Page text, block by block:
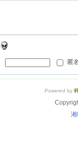
匿
Powered by